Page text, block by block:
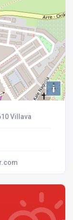
i
Villava